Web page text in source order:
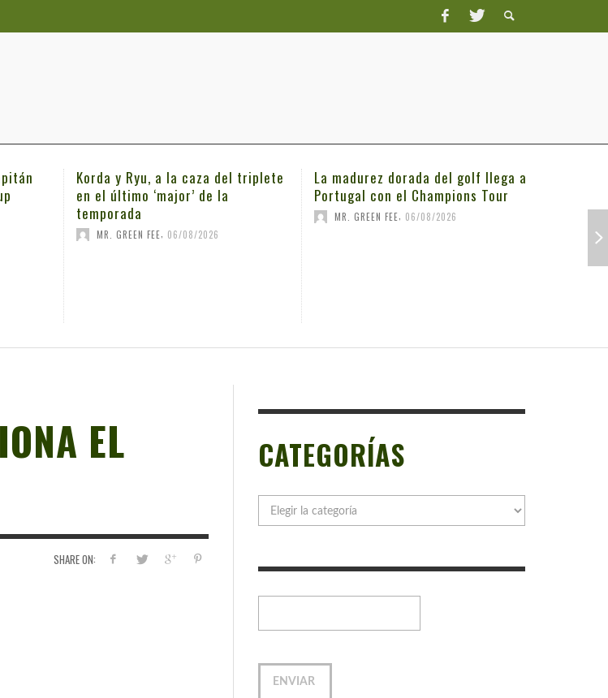
Korda y Ryu, a la caza del triplete
en el último ‘major’ de la
temporada
MR. GREEN FEE 06/08/2026
La madurez dorada del golf llega a
Portugal con el Champions Tour
MR. GREEN FEE 06/08/2026
EL
SHARE ON:
CATEGORÍAS